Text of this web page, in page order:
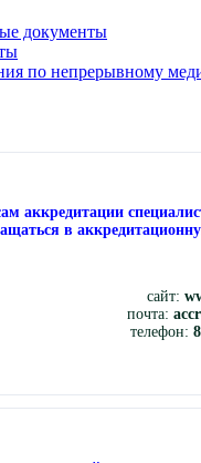
документы
по непрерывному
аккредитации
в
сайт:
почта:
телефон: